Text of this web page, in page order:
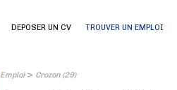
DEPOSER UN CV TROUVER UN EMPLOI
Emploi> Crozon (29)